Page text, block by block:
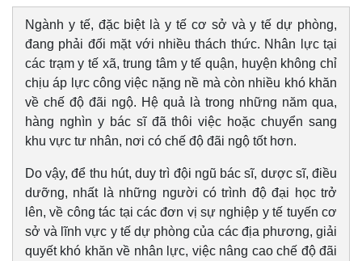
Ngành y tế, đặc biệt là y tế cơ sở và y tế dự phòng,
đang phải đối mặt với nhiều thách thức. Nhân lực tại
các trạm y tế xã, trung tâm y tế quận, huyện không chỉ
chịu áp lực công việc nặng nề mà còn nhiều khó khăn
về chế độ đãi ngộ. Hệ quả là trong những năm qua,
hàng nghìn y bác sĩ đã thôi việc hoặc chuyển sang
khu vực tư nhân, nơi có chế độ đãi ngộ tốt hơn.
Do vậy, để thu hút, duy trì đội ngũ bác sĩ, dược sĩ, điều
dưỡng, nhất là những người có trình độ đại học trở
lên, về công tác tại các đơn vị sự nghiệp y tế tuyến cơ
sở và lĩnh vực y tế dự phòng của các địa phương, giải
quyết khó khăn về nhân lực, việc nâng cao chế độ đãi